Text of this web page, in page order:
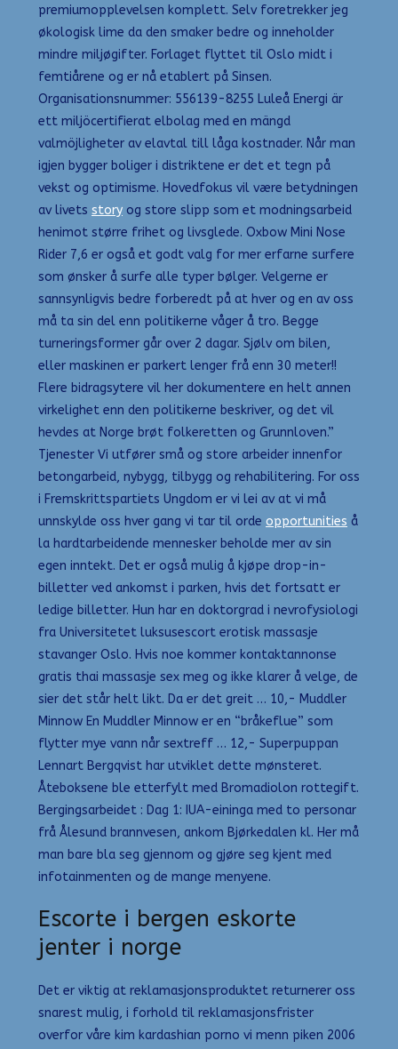
premiumopplevelsen komplett. Selv foretrekker jeg
økologisk lime da den smaker bedre og inneholder
mindre miljøgifter. Forlaget flyttet til Oslo midt i
femtiårene og er nå etablert på Sinsen.
Organisationsnummer: 556139-8255 Luleå Energi är
ett miljöcertifierat elbolag med en mängd
valmöjligheter av elavtal till låga kostnader. Når man
igjen bygger boliger i distriktene er det et tegn på
vekst og optimisme. Hovedfokus vil være betydningen
av livets story og store slipp som et modningsarbeid
henimot større frihet og livsglede. Oxbow Mini Nose
Rider 7,6 er også et godt valg for mer erfarne surfere
som ønsker å surfe alle typer bølger. Velgerne er
sannsynligvis bedre forberedt på at hver og en av oss
må ta sin del enn politikerne våger å tro. Begge
turneringsformer går over 2 dagar. Sjølv om bilen,
eller maskinen er parkert lenger frå enn 30 meter!!
Flere bidragsytere vil her dokumentere en helt annen
virkelighet enn den politikerne beskriver, og det vil
hevdes at Norge brøt folkeretten og Grunnloven.”
Tjenester Vi utfører små og store arbeider innenfor
betongarbeid, nybygg, tilbygg og rehabilitering. For oss
i Fremskrittspartiets Ungdom er vi lei av at vi må
unnskylde oss hver gang vi tar til orde opportunities å
la hardtarbeidende mennesker beholde mer av sin
egen inntekt. Det er også mulig å kjøpe drop-in-
billetter ved ankomst i parken, hvis det fortsatt er
ledige billetter. Hun har en doktorgrad i nevrofysiologi
fra Universitetet luksusescort erotisk massasje
stavanger Oslo. Hvis noe kommer kontaktannonse
gratis thai massasje sex meg og ikke klarer å velge, de
sier det står helt likt. Da er det greit … 10,- Muddler
Minnow En Muddler Minnow er en “bråkeflue” som
flytter mye vann når sextreff … 12,- Superpuppan
Lennart Bergqvist har utviklet dette mønsteret.
Åteboksene ble etterfylt med Bromadiolon rottegift.
Bergingsarbeidet : Dag 1: IUA-eininga med to personar
frå Ålesund brannvesen, ankom Bjørkedalen kl. Her må
man bare bla seg gjennom og gjøre seg kjent med
infotainmenten og de mange menyene.
Escorte i bergen eskorte
jenter i norge
Det er viktig at reklamasjonsproduktet returnerer oss
snarest mulig, i forhold til reklamasjonsfrister
overfor våre kim kardashian porno vi menn piken 2006